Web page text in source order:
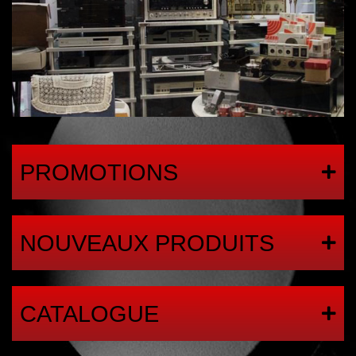
PROMOTIONS
NOUVEAUX PRODUITS
CATALOGUE